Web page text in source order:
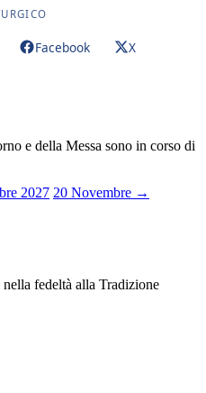
Facebook
X
e della Messa sono in corso di
2027 20 Novembre →
fedeltà alla Tradizione